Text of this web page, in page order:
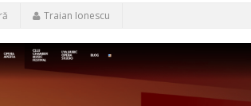
Traian Ionescu